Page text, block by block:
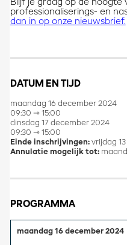
Blijf je graag op de hoogte
professionaliserings- en
dan in op onze nieuwsbrief.
DATUM EN TIJD
maandag 16 december 2024
09:30 ⇾ 15:00
dinsdag 17 december 2024
09:30 ⇾ 15:00
Einde inschrijvingen: vrijdag
Annulatie mogelijk tot:
PROGRAMMA
maandag 16 december 2024